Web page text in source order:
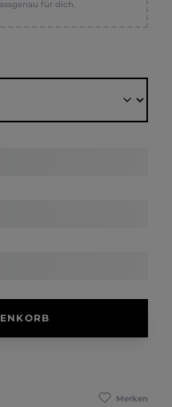
für dich.
Merken